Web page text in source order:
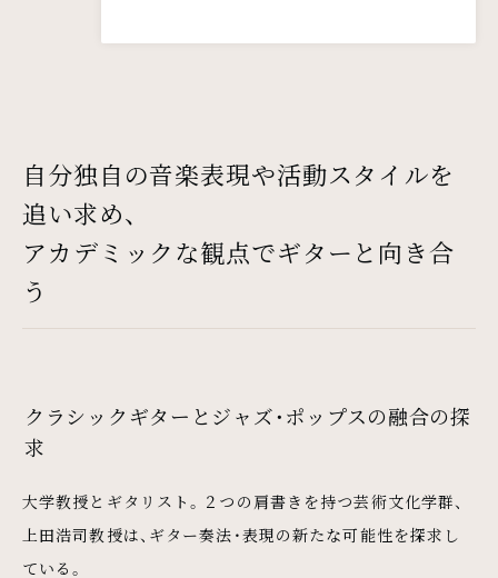
自分独自の音楽表現や活動スタイルを
追い求め、
アカデミックな観点でギターと向き合
う
クラシックギターとジャズ・ポップスの融合の探
求
大学教授とギタリスト。２つの肩書きを持つ芸術文化学群、
上田浩司教授は、ギター奏法・表現の新たな可能性を探求し
ている。